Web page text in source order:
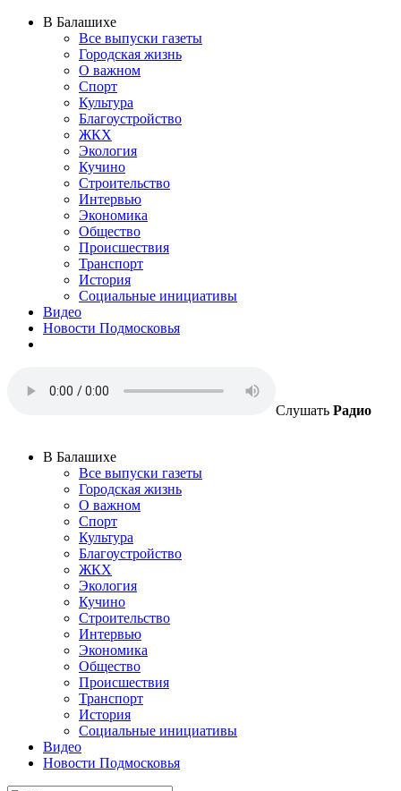
В Балашихе
Все выпуски газеты
Городская жизнь
О важном
Спорт
Культура
Благоустройство
ЖКХ
Экология
Кучино
Строительство
Интервью
Экономика
Общество
Происшествия
Транспорт
История
Социальные инициативы
Видео
Новости Подмосковья
Слушать Радио
В Балашихе
Все выпуски газеты
Городская жизнь
О важном
Спорт
Культура
Благоустройство
ЖКХ
Экология
Кучино
Строительство
Интервью
Экономика
Общество
Происшествия
Транспорт
История
Социальные инициативы
Видео
Новости Подмосковья